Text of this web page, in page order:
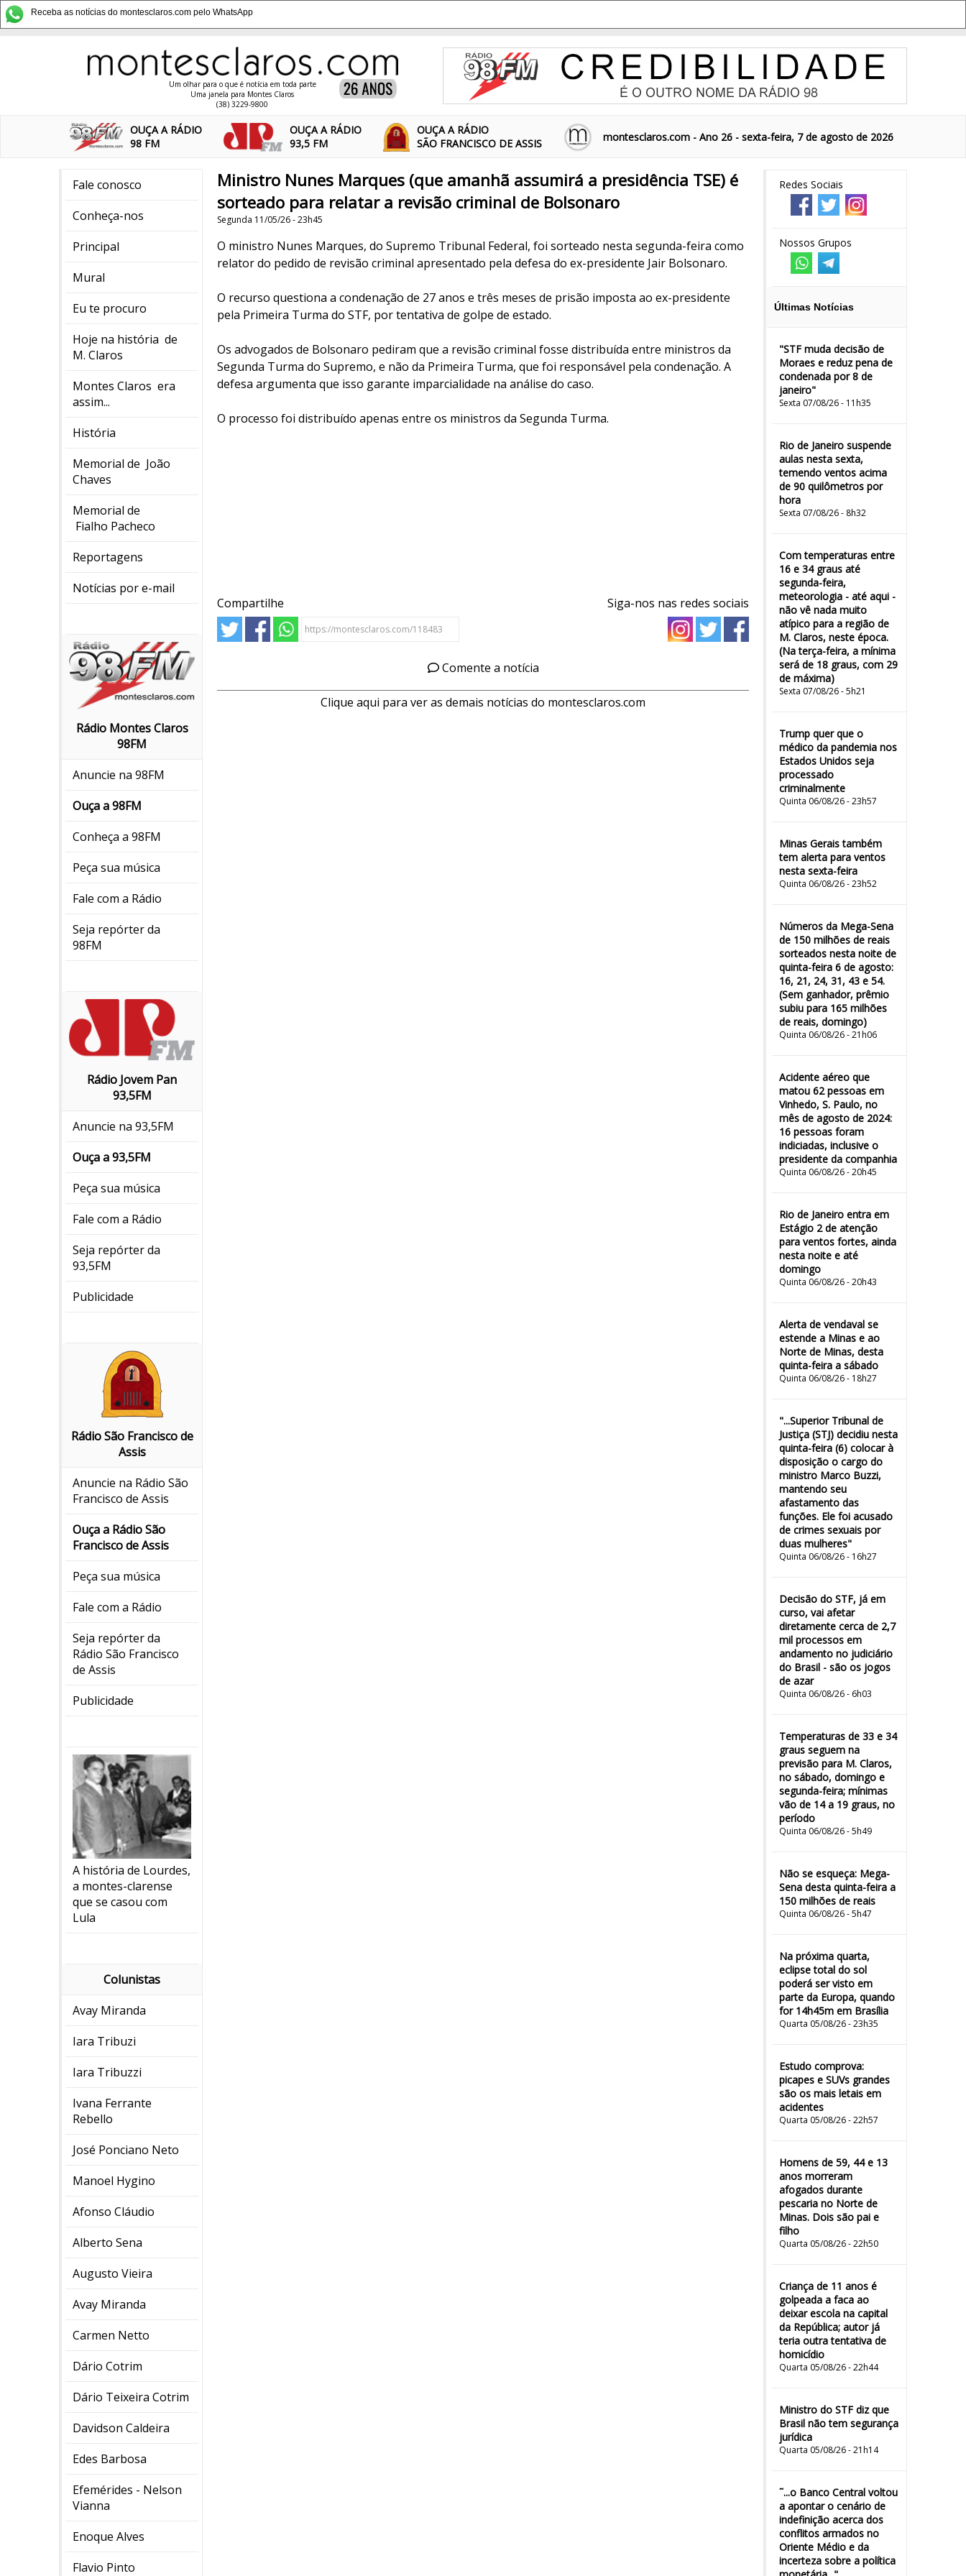
Receba as notícias do montesclaros.com pelo WhatsApp
Um olhar para o que é notícia em toda parte
Uma janela para Montes Claros
(38) 3229-9800
OUÇA A RÁDIO
98 FM
OUÇA A RÁDIO
93,5 FM
OUÇA A RÁDIO
SÃO FRANCISCO DE ASSIS
montesclaros.com - Ano 26 - sexta-feira, 7 de agosto de 2026
Fale conosco
Conheça-nos
Principal
Mural
Eu te procuro
Hoje na história de
M. Claros
Montes Claros era
assim...
História
Memorial de João
Chaves
Memorial de
Fialho Pacheco
Reportagens
Notícias por e-mail
Rádio Montes Claros
98FM
Anuncie na 98FM
Ouça a 98FM
Conheça a 98FM
Peça sua música
Fale com a Rádio
Seja repórter da
98FM
Rádio Jovem Pan
93,5FM
Anuncie na 93,5FM
Ouça a 93,5FM
Peça sua música
Fale com a Rádio
Seja repórter da
93,5FM
Publicidade
Rádio São Francisco de
Assis
Anuncie na Rádio São
Francisco de Assis
Ouça a Rádio São
Francisco de Assis
Peça sua música
Fale com a Rádio
Seja repórter da
Rádio São Francisco
de Assis
Publicidade
A história de Lourdes,
a montes-clarense
que se casou com
Lula
Colunistas
Avay Miranda
Iara Tribuzi
Iara Tribuzzi
Ivana Ferrante
Rebello
José Ponciano Neto
Manoel Hygino
Afonso Cláudio
Alberto Sena
Augusto Vieira
Avay Miranda
Carmen Netto
Dário Cotrim
Dário Teixeira Cotrim
Davidson Caldeira
Edes Barbosa
Efemérides - Nelson
Vianna
Enoque Alves
Flavio Pinto
Redes Sociais
Nossos Grupos
Últimas Notícias
"STF muda decisão de
Moraes e reduz pena de
condenada por 8 de
janeiro"
Sexta 07/08/26 - 11h35
Rio de Janeiro suspende
aulas nesta sexta,
temendo ventos acima
de 90 quilômetros por
hora
Sexta 07/08/26 - 8h32
Com temperaturas entre
16 e 34 graus até
segunda-feira,
meteorologia - até aqui -
não vê nada muito
atípico para a região de
M. Claros, neste época.
(Na terça-feira, a mínima
será de 18 graus, com 29
de máxima)
Sexta 07/08/26 - 5h21
Trump quer que o
médico da pandemia nos
Estados Unidos seja
processado
criminalmente
Quinta 06/08/26 - 23h57
Minas Gerais também
tem alerta para ventos
nesta sexta-feira
Quinta 06/08/26 - 23h52
Números da Mega-Sena
de 150 milhões de reais
sorteados nesta noite de
quinta-feira 6 de agosto:
16, 21, 24, 31, 43 e 54.
(Sem ganhador, prêmio
subiu para 165 milhões
de reais, domingo)
Quinta 06/08/26 - 21h06
Acidente aéreo que
matou 62 pessoas em
Vinhedo, S. Paulo, no
mês de agosto de 2024:
16 pessoas foram
indiciadas, inclusive o
presidente da companhia
Quinta 06/08/26 - 20h45
Rio de Janeiro entra em
Estágio 2 de atenção
para ventos fortes, ainda
nesta noite e até
domingo
Quinta 06/08/26 - 20h43
Alerta de vendaval se
estende a Minas e ao
Norte de Minas, desta
quinta-feira a sábado
Quinta 06/08/26 - 18h27
"...Superior Tribunal de
Justiça (STJ) decidiu nesta
quinta-feira (6) colocar à
disposição o cargo do
ministro Marco Buzzi,
mantendo seu
afastamento das
funções. Ele foi acusado
de crimes sexuais por
duas mulheres"
Quinta 06/08/26 - 16h27
Decisão do STF, já em
curso, vai afetar
diretamente cerca de 2,7
mil processos em
andamento no judiciário
do Brasil - são os jogos
de azar
Quinta 06/08/26 - 6h03
Temperaturas de 33 e 34
graus seguem na
previsão para M. Claros,
no sábado, domingo e
segunda-feira; mínimas
vão de 14 a 19 graus, no
período
Quinta 06/08/26 - 5h49
Não se esqueça: Mega-
Sena desta quinta-feira a
150 milhões de reais
Quinta 06/08/26 - 5h47
Na próxima quarta,
eclipse total do sol
poderá ser visto em
parte da Europa, quando
for 14h45m em Brasília
Quarta 05/08/26 - 23h35
Estudo comprova:
picapes e SUVs grandes
são os mais letais em
acidentes
Quarta 05/08/26 - 22h57
Homens de 59, 44 e 13
anos morreram
afogados durante
pescaria no Norte de
Minas. Dois são pai e
filho
Quarta 05/08/26 - 22h50
Criança de 11 anos é
golpeada a faca ao
deixar escola na capital
da República; autor já
teria outra tentativa de
homicídio
Quarta 05/08/26 - 22h44
Ministro do STF diz que
Brasil não tem segurança
jurídica
Quarta 05/08/26 - 21h14
˜...o Banco Central voltou
a apontar o cenário de
indefinição acerca dos
conflitos armados no
Oriente Médio e da
incerteza sobre a política
Ministro Nunes Marques (que amanhã assumirá a presidência TSE) é
sorteado para relatar a revisão criminal de Bolsonaro
Segunda 11/05/26 - 23h45
O ministro Nunes Marques, do Supremo Tribunal Federal, foi sorteado nesta segunda-feira como
relator do pedido de revisão criminal apresentado pela defesa do ex-presidente Jair Bolsonaro.
O recurso questiona a condenação de 27 anos e três meses de prisão imposta ao ex-presidente
pela Primeira Turma do STF, por tentativa de golpe de estado.
Os advogados de Bolsonaro pediram que a revisão criminal fosse distribuída entre ministros da
Segunda Turma do Supremo, e não da Primeira Turma, que foi responsável pela condenação. A
defesa argumenta que isso garante imparcialidade na análise do caso.
O processo foi distribuído apenas entre os ministros da Segunda Turma.
Compartilhe Siga-nos nas redes sociais
Comente a notícia
Clique aqui para ver as demais notícias do montesclaros.com